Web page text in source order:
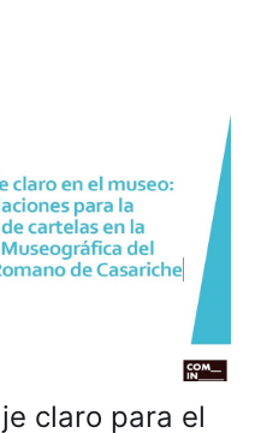
claro para el